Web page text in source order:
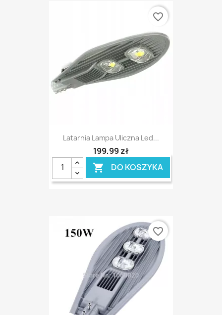
Latarnia Lampa Uliczna Led...
199,99 zł
 DO KOSZYKA
favorite_border
favorite_border